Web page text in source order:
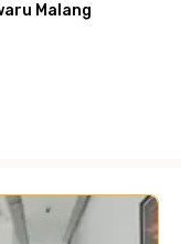
Malang